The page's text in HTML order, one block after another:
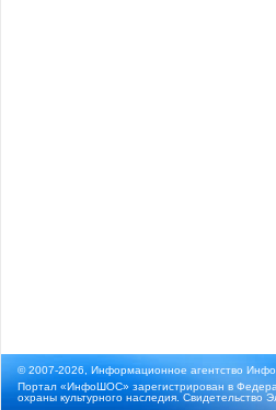
© 2007-2026, Информационное агентство
Портал «ИнфоШОС» зарегистрирован в
охраны культурного наследия. Свидетельство